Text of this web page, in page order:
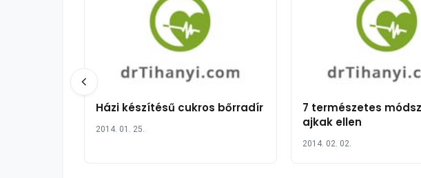
Házi készítésű cukros bőrradír
2014. 01. 25.
7 természetes
ajkak ellen
2014. 02. 02.